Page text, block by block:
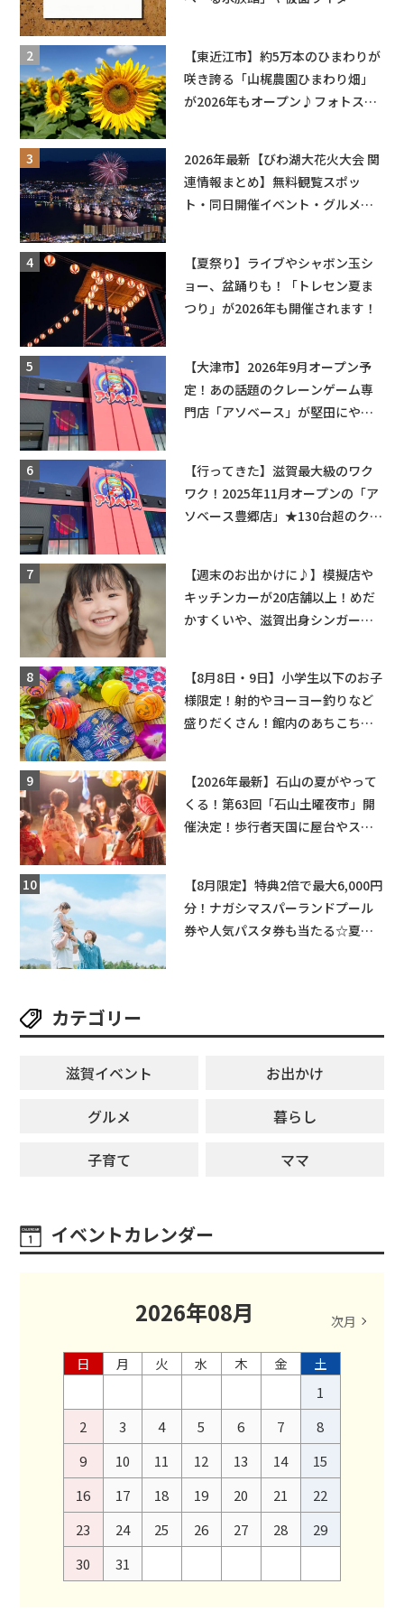
【東近江市】約5万本のひまわりが
咲き誇る「山梶農園ひまわり畑」
が2026年もオープン♪フォトスポ
2026年最新【びわ湖大花火大会 関
連情報まとめ】無料観覧スポッ
ト・同日開催イベント・グルメマ
【夏祭り】ライブやシャボン玉シ
ョー、盆踊りも！「トレセン夏ま
つり」が2026年も開催されます！
【大津市】2026年9月オープン予
定！あの話題のクレーンゲーム専
門店「アソベース」が堅田にやっ
【行ってきた】滋賀最大級のワク
ワク！2025年11月オープンの「ア
ソベース豊郷店」★130台超のクレ
【週末のお出かけに♪】模擬店や
キッチンカーが20店舗以上！めだ
かすくいや、滋賀出身シンガーソ
【8月8日・9日】小学生以下のお子
様限定！射的やヨーヨー釣りなど
盛りだくさん！館内のあちこちに
【2026年最新】石山の夏がやって
くる！第63回「石山土曜夜市」開
催決定！歩行者天国に屋台やステ
【8月限定】特典2倍で最大6,000円
分！ナガシマスパーランドプール
券や人気パスタ券も当たる☆夏休
カテゴリー
滋賀イベント
お出かけ
グルメ
暮らし
子育て
ママ
イベントカレンダー
2026年08月 次月
日 月 火 水 木 金
土
1
2
3 4 5 6 7
8
9
10 11 12 13 14
15
16
17 18 19 20 21
22
23
24 25 26 27 28
29
30
31